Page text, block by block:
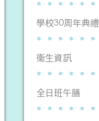
學校30周年典禮
衞生資訊
全日班午膳